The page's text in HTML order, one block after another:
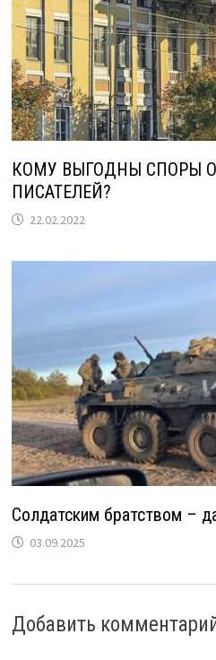
КОМУ ВЫГОДНЫ СПОРЫ
ПИСАТЕЛЕЙ?
22.02.2022
Солдатским братством –
03.09.2025
Добавить